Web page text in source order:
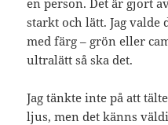
starkt och lätt. Jag
med färg – grön eller
ultralätt så ska det.
Jag tänkte inte på att
ljus, men det känns